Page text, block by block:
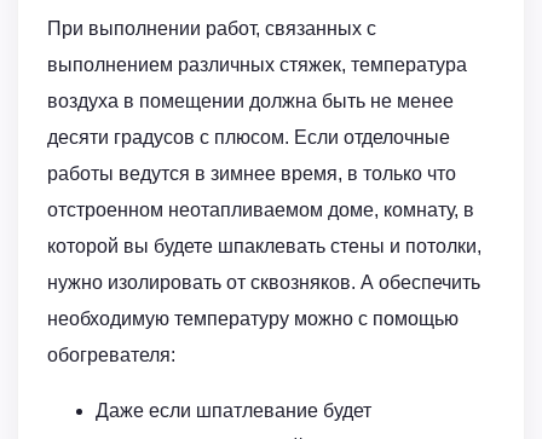
При выполнении работ, связанных с
выполнением различных стяжек, температура
воздуха в помещении должна быть не менее
десяти градусов с плюсом. Если отделочные
работы ведутся в зимнее время, в только что
отстроенном неотапливаемом доме, комнату, в
которой вы будете шпаклевать стены и потолки,
нужно изолировать от сквозняков. А обеспечить
необходимую температуру можно с помощью
обогревателя:
Даже если шпатлевание будет